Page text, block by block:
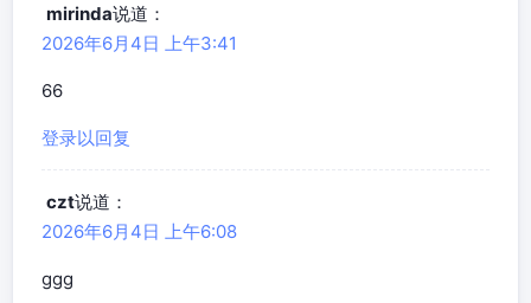
mirinda说道：
2026年6月4日 上午3:41
66
登录以回复
czt说道：
2026年6月4日 上午6:08
ggg